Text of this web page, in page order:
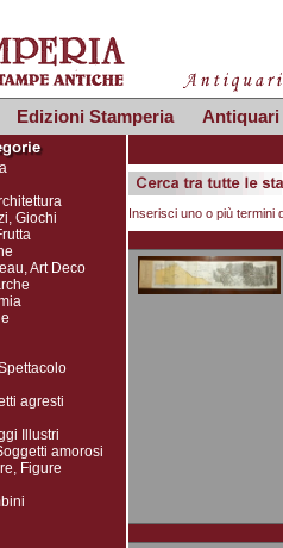
Edizioni Stamperia Antiquari
Giochi
Art Deco
agresti
Illustri
amorosi
Figure
Inserisci uno o più termini